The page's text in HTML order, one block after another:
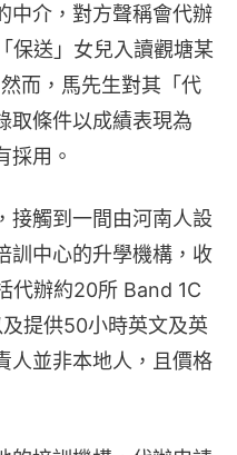
中介，對方聲稱會代辦
保送」女兒入讀觀塘某
而，馬先生對其「代
取條件以成績表現為
採用。
接觸到一間由河南人設
訓中心的升學機構，收
代辦約20所 Band 1C
提供50小時英文及英
人並非本地人，且價格